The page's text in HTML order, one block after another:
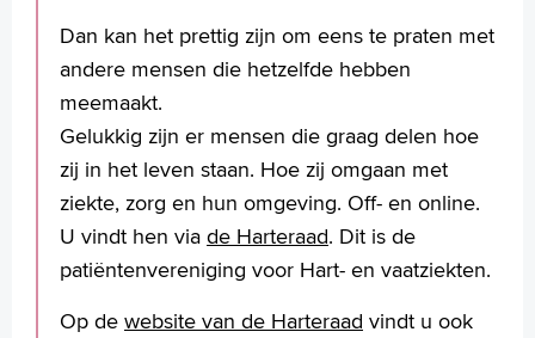
Dan kan het prettig zijn om eens te praten met
andere mensen die hetzelfde hebben
meemaakt.
Gelukkig zijn er mensen die graag delen hoe
zij in het leven staan. Hoe zij omgaan met
ziekte, zorg en hun omgeving. Off- en online.
U vindt hen via de Harteraad. Dit is de
patiëntenvereniging voor Hart- en vaatziekten.
Op de website van de Harteraad vindt u ook